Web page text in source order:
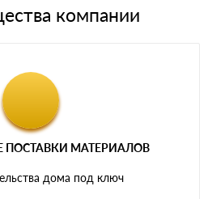
компании
МАТЕРИАЛОВ
дома под ключ